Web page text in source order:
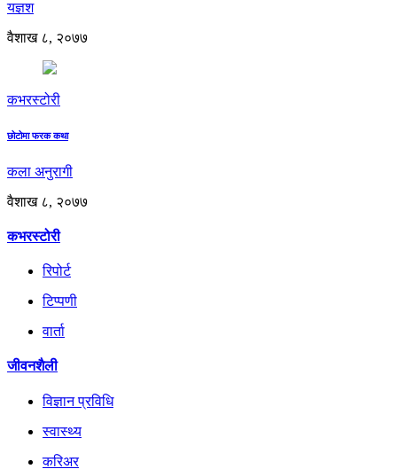
यज्ञश
वैशाख ८, २०७७
कभरस्टोरी
छोटोमा फरक कथा
कला अनुरागी
वैशाख ८, २०७७
कभरस्टोरी
रिपोर्ट
टिप्पणी
वार्ता
जीवनशैली
विज्ञान प्रविधि
स्वास्थ्य
करिअर